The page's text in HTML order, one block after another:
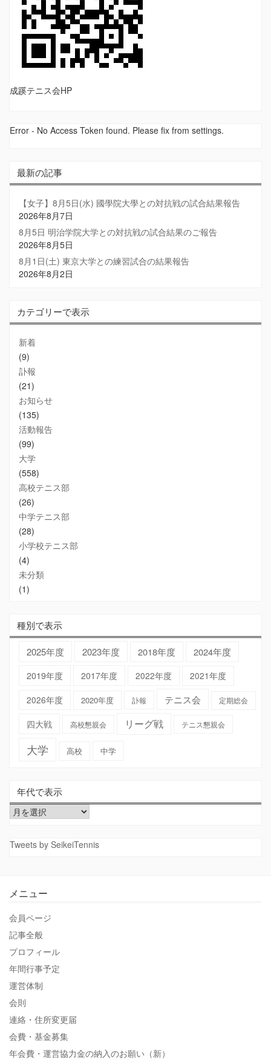
成蹊テニス会HP
Error - No Access Token found. Please fix from settings.
最新の記事
【女子】8月5日(水) 國學院大學との対抗戦の試合結果報告
2026年8月7日
8月5日 明治学院大学との対抗戦の試合結果のご報告
2026年8月5日
8月1日(土) 東京大学との練習試合の結果報告
2026年8月2日
カテゴリーで表示
新着
(9)
訃報
(21)
お知らせ
(135)
活動報告
(99)
大学
(558)
高校テニス部
(26)
中学テニス部
(28)
小学校テニス部
(4)
未分類
(1)
種別で表示
2025年度 2023年度 2018年度 2024年度
2019年度 2017年度 2022年度
2021年度
2026年度
2020年度 訃報 テニス会 定期総会
四大戦 高校懇親会 リーグ戦 テニス懇親会
大学 高校 中学
年代で表示
年
代
表
Tweets by SeikeiTennis
メニュー
会員ページ
記事全般
プロフィール
年間行事予定
運営体制
会則
連絡・住所変更届
会費・基金募集
年会費・運営協力金の納入のお願い（新）